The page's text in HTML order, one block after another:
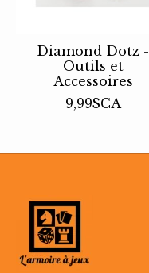
Diamond Dotz -
Outils et
Accessoires
9,99$CA